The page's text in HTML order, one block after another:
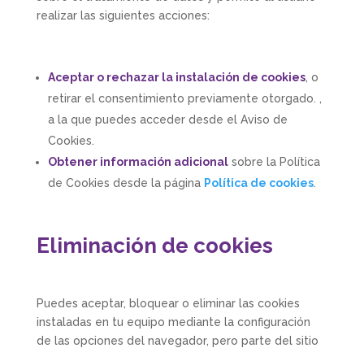
realizar las siguientes acciones:
Aceptar o rechazar la instalación de cookies, o
retirar el consentimiento previamente otorgado. ,
a la que puedes acceder desde el Aviso de
Cookies.
Obtener información adicional sobre la Política
de Cookies desde la página Política de cookies.
Eliminación de cookies
Puedes aceptar, bloquear o eliminar las cookies
instaladas en tu equipo mediante la configuración
de las opciones del navegador, pero parte del sitio